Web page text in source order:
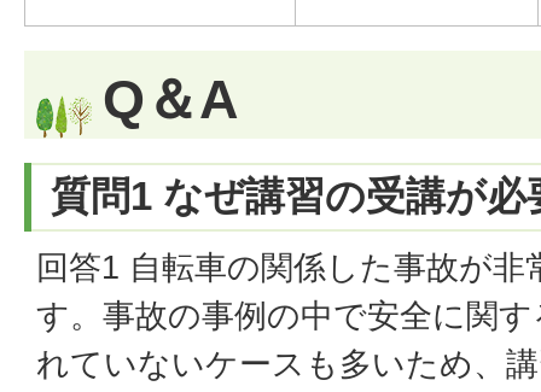
Q＆A
質問1 なぜ講習の受講が
回答1 自転車の関係した事故が
す。事故の事例の中で安全に関
れていないケースも多いため、